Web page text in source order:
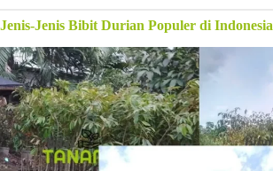
Jenis-Jenis Bibit Durian Populer di Indonesia